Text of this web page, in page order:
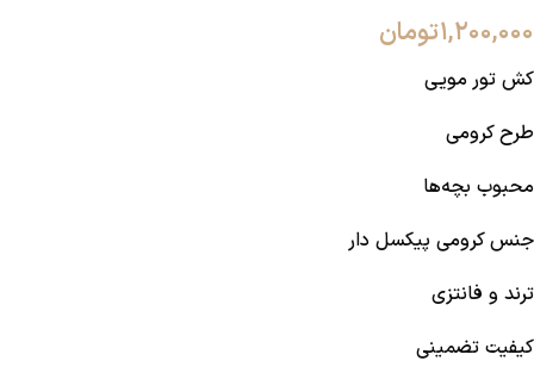
۱,۲۰۰,۰۰۰تومان
کش تور مویی
طرح کرومی
محبوب بچه‌ها
جنس کرومی پیکسل دار
ترند و فانتزی
کیفیت تضمینی